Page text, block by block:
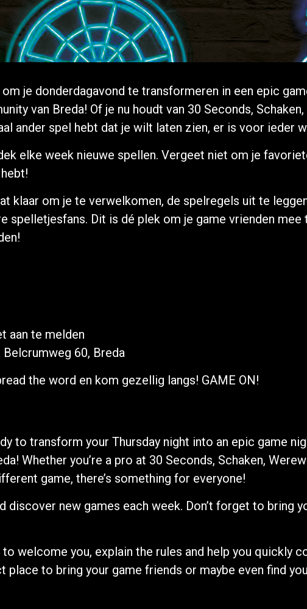
je donderdagavond te transformeren in een epic
van Breda! Of je nu houdt van 30 Seconds,
ander spel hebt dat je wilt laten zien, er is voor ieder
elke week nieuwe spellen. Vergeet niet om je
klaar om je te verwelkomen, de spelregels uit te
spelletjesfans. Dit is dé plek om je game vrienden
aan te melden
60, Breda
the word en kom gezellig langs! GAME ON!
to transform your Thursday night into an epic game
Whether you’re a pro at 30 Seconds, Schaken,
game, there’s something for everyone!
discover new games each week. Don’t forget to bring
welcome you, explain the rules and help you quickly
place to bring your game friends or maybe even find